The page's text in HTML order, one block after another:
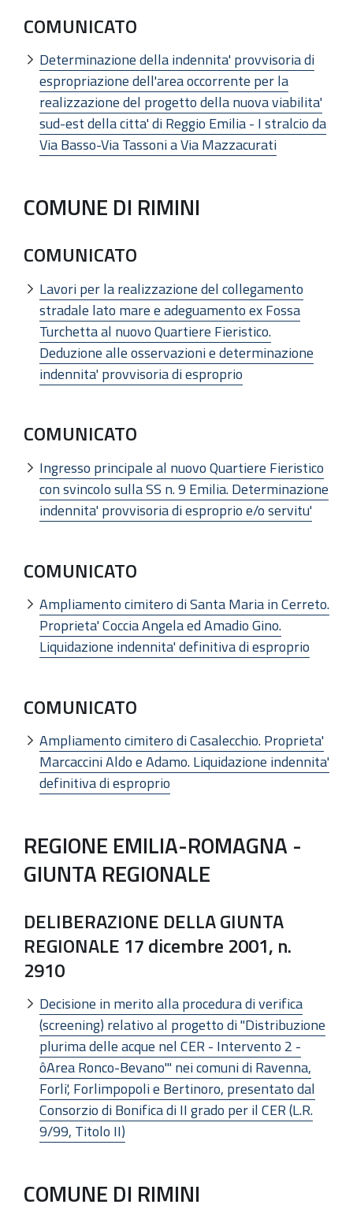
COMUNICATO
Determinazione della indennita' provvisoria di
espropriazione dell'area occorrente per la
realizzazione del progetto della nuova viabilita'
sud-est della citta' di Reggio Emilia - I stralcio da
Via Basso-Via Tassoni a Via Mazzacurati
COMUNE DI RIMINI
COMUNICATO
Lavori per la realizzazione del collegamento
stradale lato mare e adeguamento ex Fossa
Turchetta al nuovo Quartiere Fieristico.
Deduzione alle osservazioni e determinazione
indennita' provvisoria di esproprio
COMUNICATO
Ingresso principale al nuovo Quartiere Fieristico
con svincolo sulla SS n. 9 Emilia. Determinazione
indennita' provvisoria di esproprio e/o servitu'
COMUNICATO
Ampliamento cimitero di Santa Maria in Cerreto.
Proprieta' Coccia Angela ed Amadio Gino.
Liquidazione indennita' definitiva di esproprio
COMUNICATO
Ampliamento cimitero di Casalecchio. Proprieta'
Marcaccini Aldo e Adamo. Liquidazione indennita'
definitiva di esproprio
REGIONE EMILIA-ROMAGNA -
GIUNTA REGIONALE
DELIBERAZIONE DELLA GIUNTA
REGIONALE 17 dicembre 2001, n.
2910
Decisione in merito alla procedura di verifica
(screening) relativo al progetto di "Distribuzione
plurima delle acque nel CER - Intervento 2 -
ôArea Ronco-Bevano'" nei comuni di Ravenna,
Forli', Forlimpopoli e Bertinoro, presentato dal
Consorzio di Bonifica di II grado per il CER (L.R.
9/99, Titolo II)
COMUNE DI RIMINI